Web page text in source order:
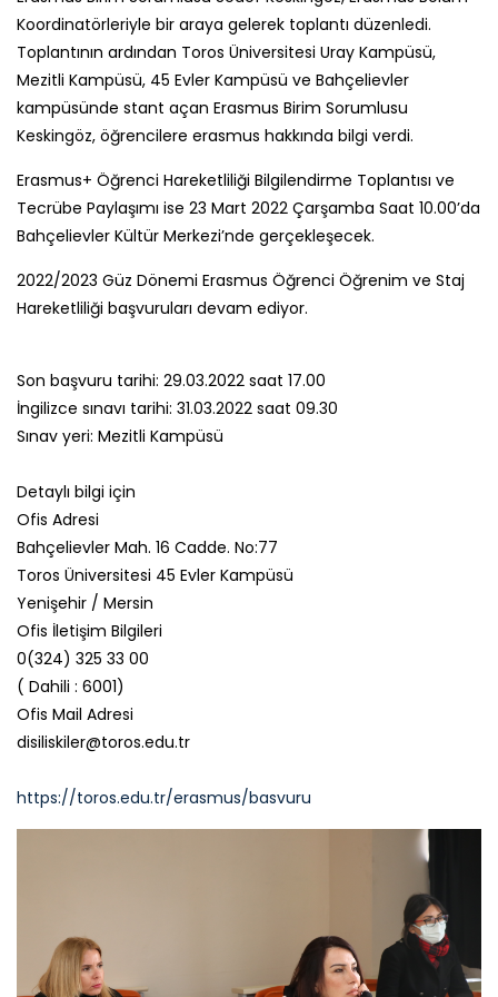
Koordinatörleriyle bir araya gelerek toplantı düzenledi.
Toplantının ardından Toros Üniversitesi Uray Kampüsü,
Mezitli Kampüsü, 45 Evler Kampüsü ve Bahçelievler
kampüsünde stant açan Erasmus Birim Sorumlusu
Keskingöz, öğrencilere erasmus hakkında bilgi verdi.
Erasmus+ Öğrenci Hareketliliği Bilgilendirme Toplantısı ve
Tecrübe Paylaşımı ise 23 Mart 2022 Çarşamba Saat 10.00’da
Bahçelievler Kültür Merkezi’nde gerçekleşecek.
2022/2023 Güz Dönemi Erasmus Öğrenci Öğrenim ve Staj
Hareketliliği başvuruları devam ediyor.
Son başvuru tarihi: 29.03.2022 saat 17.00
İngilizce sınavı tarihi: 31.03.2022 saat 09.30
Sınav yeri: Mezitli Kampüsü
Detaylı bilgi için
Ofis Adresi
Bahçelievler Mah. 16 Cadde. No:77
Toros Üniversitesi 45 Evler Kampüsü
Yenişehir / Mersin
Ofis İletişim Bilgileri
0(324) 325 33 00
( Dahili : 6001)
Ofis Mail Adresi
disiliskiler@toros.edu.tr
https://toros.edu.tr/erasmus/basvuru